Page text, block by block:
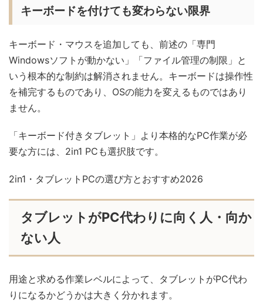
キーボードを付けても変わらない限界
キーボード・マウスを追加しても、前述の「専門
Windowsソフトが動かない」「ファイル管理の制限」と
いう根本的な制約は解消されません。キーボードは操作性
を補完するものであり、OSの能力を変えるものではあり
ません。
「キーボード付きタブレット」より本格的なPC作業が必
要な方には、2in1 PCも選択肢です。
2in1・タブレットPCの選び方とおすすめ2026
タブレットがPC代わりに向く人・向か
ない人
用途と求める作業レベルによって、タブレットがPC代わ
りになるかどうかは大きく分かれます。